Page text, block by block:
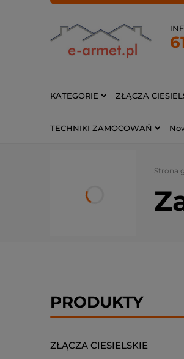
KATEGORIE ZŁĄCZA
TECHNIKI ZAMOCOWAŃ
Strona
PRODUKTY
ZŁĄCZA CIESIELSKIE